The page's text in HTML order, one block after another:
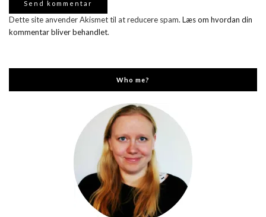
Dette site anvender Akismet til at reducere spam. Læs om hvordan din
kommentar bliver behandlet.
Who me?